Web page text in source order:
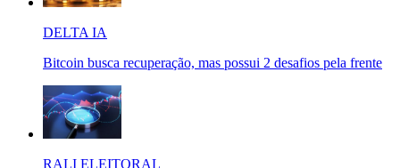
DELTA IA
Bitcoin busca recuperação, mas possui 2 desafios pela frente
RALI ELEITORAL